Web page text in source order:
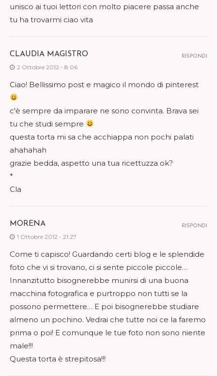
unisco ai tuoi lettori con molto piacere passa anche
tu ha trovarmi ciao vita
CLAUDIA MAGISTRO
2 Ottobre 2012 - 8:06
Ciao! Bellissimo post e magico il mondo di pinterest
c'è sempre da imparare ne sono convinta. Brava sei
tu che studi sempre
questa torta mi sa che acchiappa non pochi palati
ahahahah
grazie bedda, aspetto una tua ricettuzza ok?
*
Cla
RISPONDI
MORENA
1 Ottobre 2012 - 21:27
Come ti capisco! Guardando certi blog e le splendide
foto che vi si trovano, ci si sente piccole piccole…
Innanzitutto bisognerebbe munirsi di una buona
macchina fotografica e purtroppo non tutti se la
possono permettere… E poi bisognerebbe studiare
almeno un pochino. Vedrai che tutte noi ce la faremo
prima o poi! E comunque le tue foto non sono niente
male!!!
Questa torta è strepitosa!!!
RISPONDI